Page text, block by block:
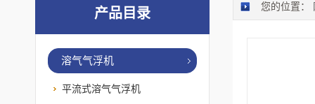
您的位置：
产品目录
溶气气浮机
平流式溶气气浮机